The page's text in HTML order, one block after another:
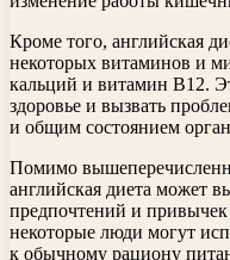
Кроме того, английская
некоторых витаминов и
кальций и витамин B12.
здоровье и вызвать
и общим состоянием
Помимо
английская диета может
предпочтений и
некоторые люди могут
к обычному рациону